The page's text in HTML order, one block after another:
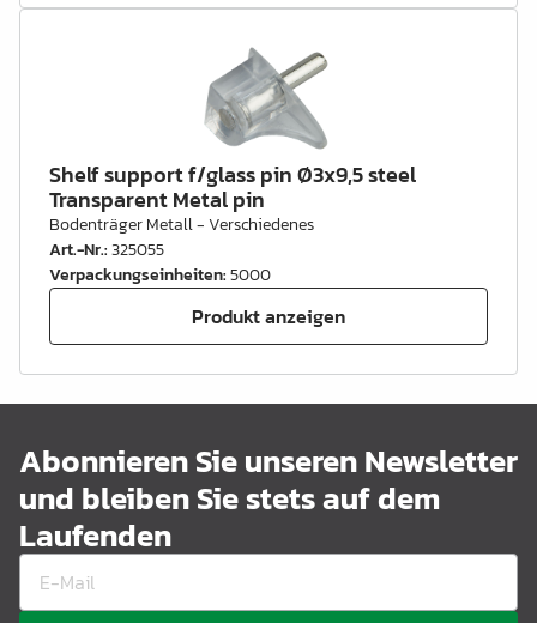
Shelf support f/glass pin Ø3x9,5 steel
Transparent Metal pin
Bodenträger Metall - Verschiedenes
Art.-Nr.:325055
Verpackungseinheiten:5000
Produkt anzeigen
Abonnieren Sie unseren Newsletter
und bleiben Sie stets auf dem
Laufenden